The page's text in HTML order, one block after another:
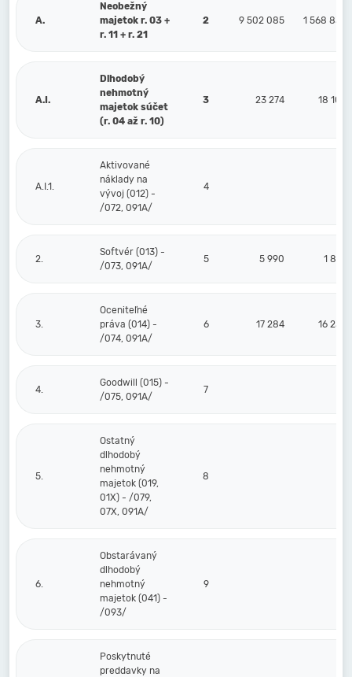
A.
Neobežný
majetok r. 03 +
r. 11 + r. 21
2 9 502 085 1 568 839
A.I.
Dlhodobý
nehmotný
majetok súčet
(r. 04 až r. 10)
3 23 274 18 106
A.I.1.
Aktivované
náklady na
vývoj (012) -
/072, 091A/
4
2.
Softvér (013) -
/073, 091A/
5 5 990 1 872
3.
Oceniteľné
práva (014) -
/074, 091A/
6 17 284 16 234
4.
Goodwill (015) -
/075, 091A/
7
5.
Ostatný
dlhodobý
nehmotný
majetok (019,
01X) - /079,
07X, 091A/
8
6.
Obstarávaný
dlhodobý
nehmotný
majetok (041) -
/093/
9
Poskytnuté
preddavky na